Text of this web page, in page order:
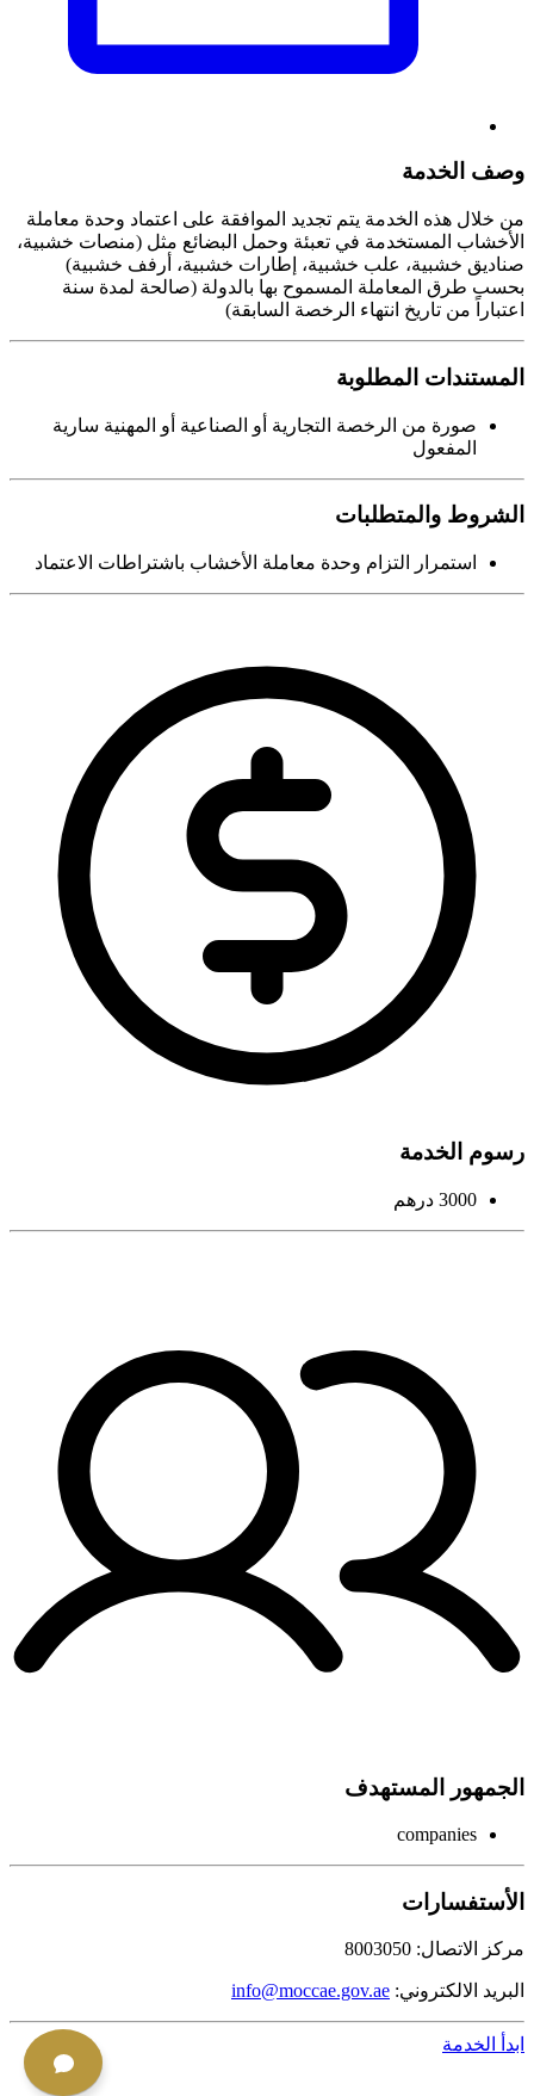
وصف الخدمة
من خلال هذه الخدمة يتم تجديد الموافقة على اعتماد وحدة معاملة
الأخشاب المستخدمة في تعبئة وحمل البضائع مثل (منصات خشبية،
صناديق خشبية، علب خشبية، إطارات خشبية، أرفف خشبية)
بحسب طرق المعاملة المسموح بها بالدولة (صالحة لمدة سنة
اعتباراً من تاريخ انتهاء الرخصة السابقة)
المستندات المطلوبة
صورة من الرخصة التجارية أو الصناعية أو المهنية سارية
المفعول
الشروط والمتطلبات
استمرار التزام وحدة معاملة الأخشاب باشتراطات الاعتماد
رسوم الخدمة
3000 درهم
الجمهور المستهدف
companies
الأستفسارات
مركز الاتصال: 8003050
البريد الالكتروني: info@moccae.gov.ae
ابدأ الخدمة